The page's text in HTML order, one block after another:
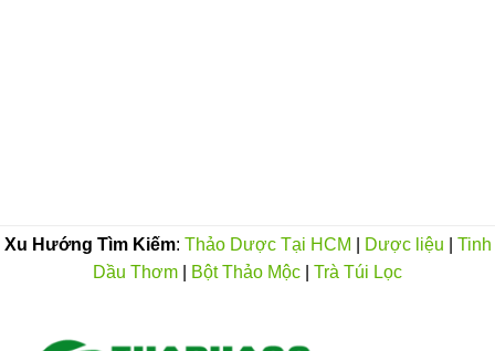
được
chọn
được
chọn
Xu Hướng Tìm Kiếm: Thảo Dược Tại HCM Dược liệu
Tinh
Dầu Thơm
Bột Thảo Mộc Trà Túi Lọc